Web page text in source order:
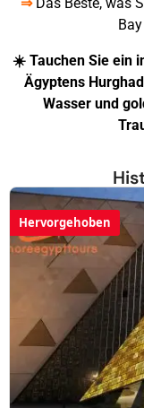
☀️ Tauchen Sie ein
Ägyptens
Wasser und
Hervorgehoben